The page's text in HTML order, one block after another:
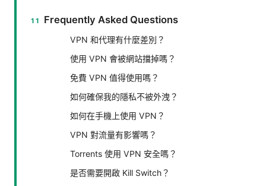
Frequently Asked Questions
VPN 和代理有什麼差別？
使用 VPN 會被網站擋掉嗎？
免費 VPN 值得使用嗎？
如何確保我的隱私不被外洩？
如何在手機上使用 VPN？
VPN 對流量有影響嗎？
Torrents 使用 VPN 安全嗎？
是否需要開啟 Kill Switch？